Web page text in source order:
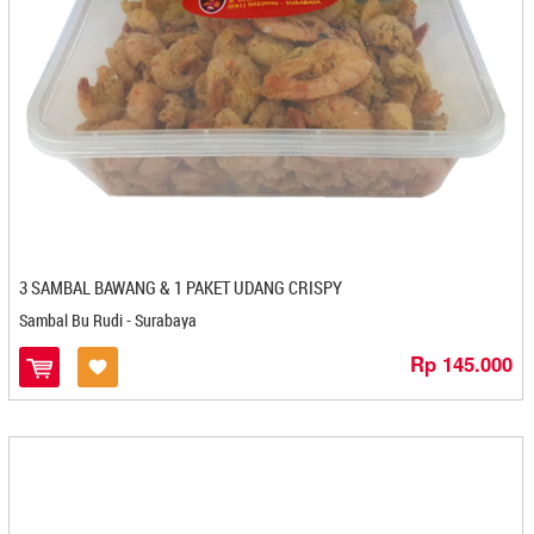
Bakpia Binjai Ibu Aida - Stabat
Bakpia Citra - Yogyakarta
Bakpia Djava - Yogyakarta
Bakpia Gagah - Kediri
Bakpia Kedaton - Yogyakarta
Bakpia Kencana - Yogyakarta
Bakpia Madania - Yogyakarta
Bakpia Merlino - Yogyakarta
Bakpia Pathok Mutiara - Yogyakarta
Bakpia Patuk 75 - Yogyakarta
3 SAMBAL BAWANG & 1 PAKET UDANG CRISPY
Sambal Bu Rudi - Surabaya
Rp 145.000